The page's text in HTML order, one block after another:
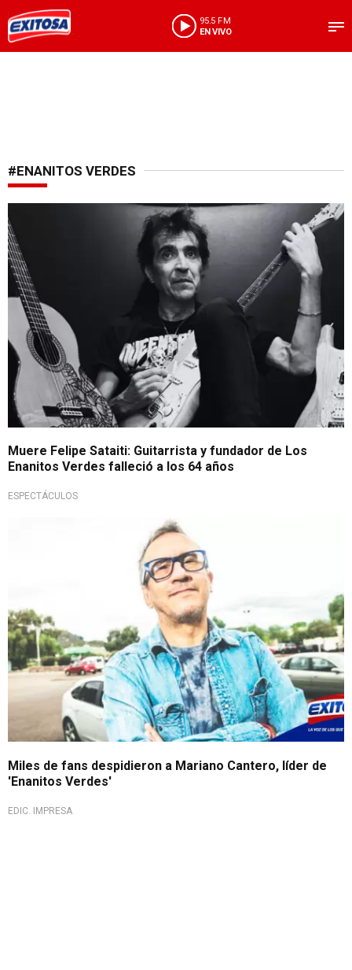
95.5 FM
EN VIVO
#ENANITOS VERDES
Muere Felipe Sataiti: Guitarrista y fundador de Los
Enanitos Verdes falleció a los 64 años
ESPECTÁCULOS
Miles de fans despidieron a Mariano Cantero, líder de
'Enanitos Verdes'
EDIC. IMPRESA